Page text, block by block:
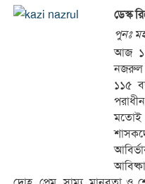
ডেস্ক
পুনঃ
আজ ১১
নজরুল
১১৫
মতোই